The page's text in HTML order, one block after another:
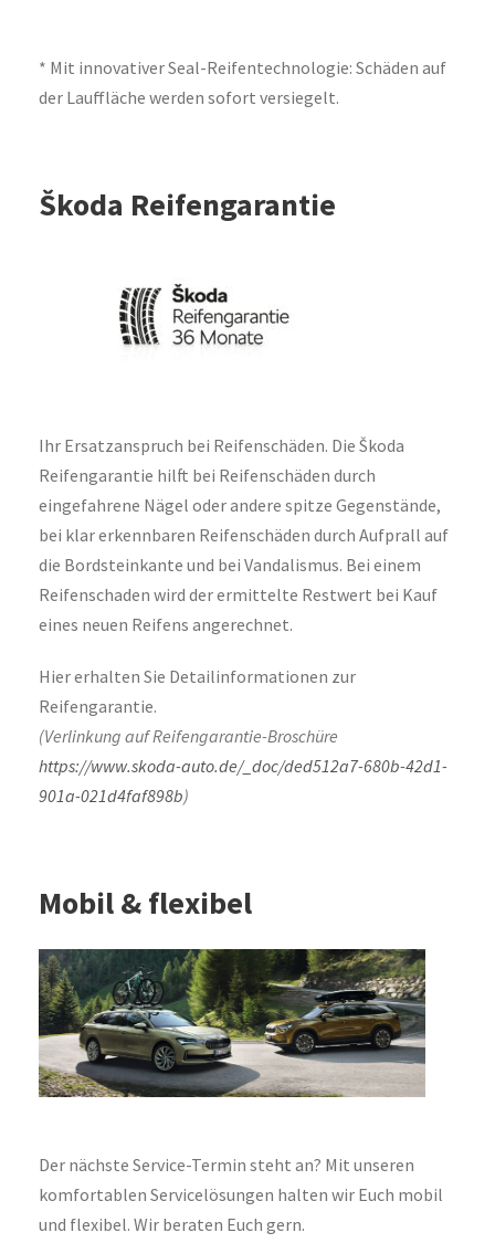
* Mit innovativer Seal-Reifentechnologie: Schäden auf
der Lauffläche werden sofort versiegelt.
Škoda Reifengarantie
Ihr Ersatzanspruch bei Reifenschäden. Die Škoda
Reifengarantie hilft bei Reifenschäden durch
eingefahrene Nägel oder andere spitze Gegenstände,
bei klar erkennbaren Reifenschäden durch Aufprall auf
die Bordsteinkante und bei Vandalismus. Bei einem
Reifenschaden wird der ermittelte Restwert bei Kauf
eines neuen Reifens angerechnet.
Hier erhalten Sie Detailinformationen zur
Reifengarantie.
(Verlinkung auf Reifengarantie-Broschüre
https://www.skoda-auto.de/_doc/ded512a7-680b-42d1-
901a-021d4faf898b)
Mobil & flexibel
Der nächste Service-Termin steht an? Mit unseren
komfortablen Servicelösungen halten wir Euch mobil
und flexibel. Wir beraten Euch gern.